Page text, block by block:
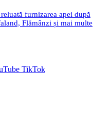
furnizarea apei după
Flămânzi și mai multe
TikTok